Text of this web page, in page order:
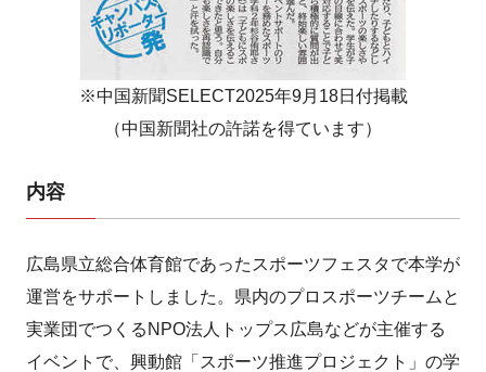
※中国新聞SELECT2025年9月18日付掲載
（中国新聞社の許諾を得ています）
内容
広島県立総合体育館であったスポーツフェスタで本学が
運営をサポートしました。県内のプロスポーツチームと
実業団でつくるNPO法人トップス広島などが主催する
イベントで、興動館「スポーツ推進プロジェクト」の学